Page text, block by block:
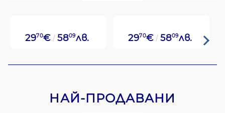
2970€ 5809лв. 2970€ 5809лв.
НАЙ-ПРОДАВАНИ